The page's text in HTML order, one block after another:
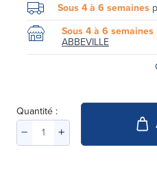
Sous 4 à 6 semaines
Sous 4 à 6 semaines
ABBEVILLE
Quantité :